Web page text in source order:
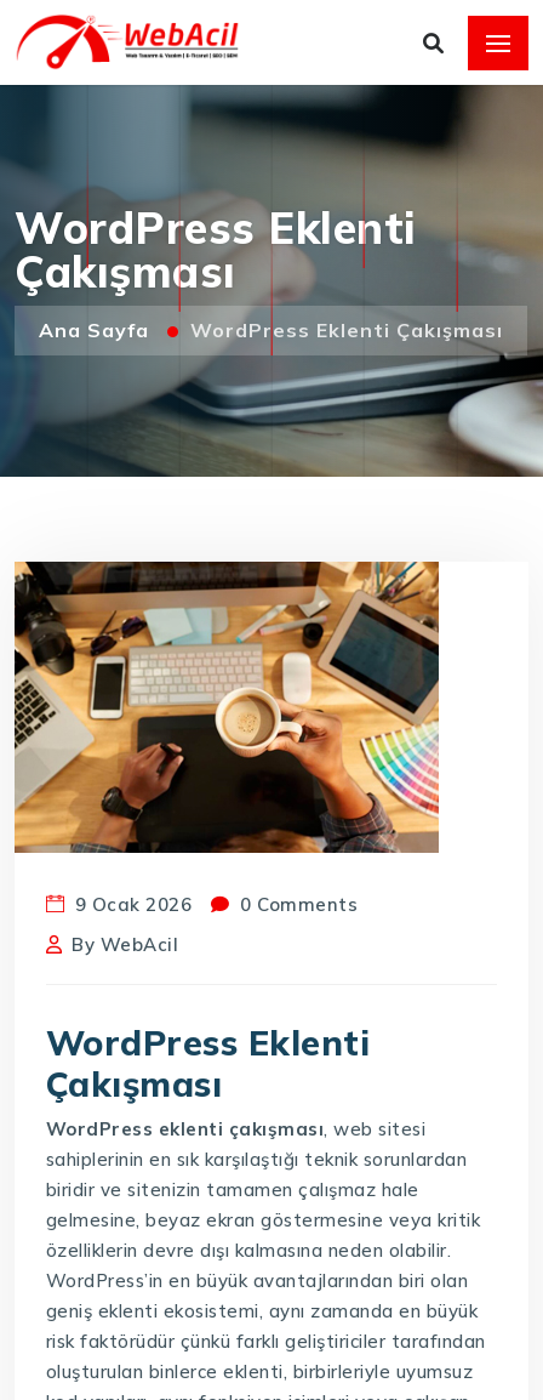
WordPress Eklenti
Çakışması
Ana Sayfa WordPress Eklenti Çakışması
9 Ocak 2026
0 Comments
By WebAcil
WordPress Eklenti
Çakışması
WordPress eklenti çakışması, web sitesi
sahiplerinin en sık karşılaştığı teknik sorunlardan
biridir ve sitenizin tamamen çalışmaz hale
gelmesine, beyaz ekran göstermesine veya kritik
özelliklerin devre dışı kalmasına neden olabilir.
WordPress’in en büyük avantajlarından biri olan
geniş eklenti ekosistemi, aynı zamanda en büyük
risk faktörüdür çünkü farklı geliştiriciler tarafından
oluşturulan binlerce eklenti, birbirleriyle uyumsuz